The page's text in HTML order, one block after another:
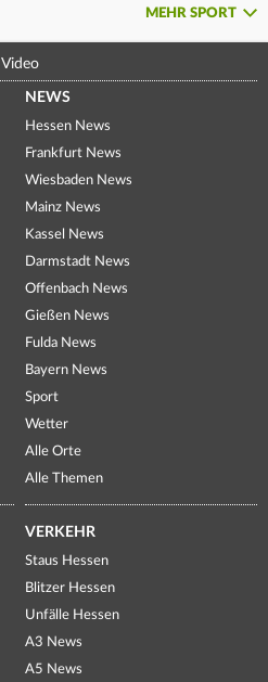
MEHR SPORT
Video
NEWS
Hessen News
Frankfurt News
Wiesbaden News
Mainz News
Kassel News
Darmstadt News
Offenbach News
Gießen News
Fulda News
Bayern News
Sport
Wetter
Alle Orte
Alle Themen
VERKEHR
Staus Hessen
Blitzer Hessen
Unfälle Hessen
A3 News
A5 News